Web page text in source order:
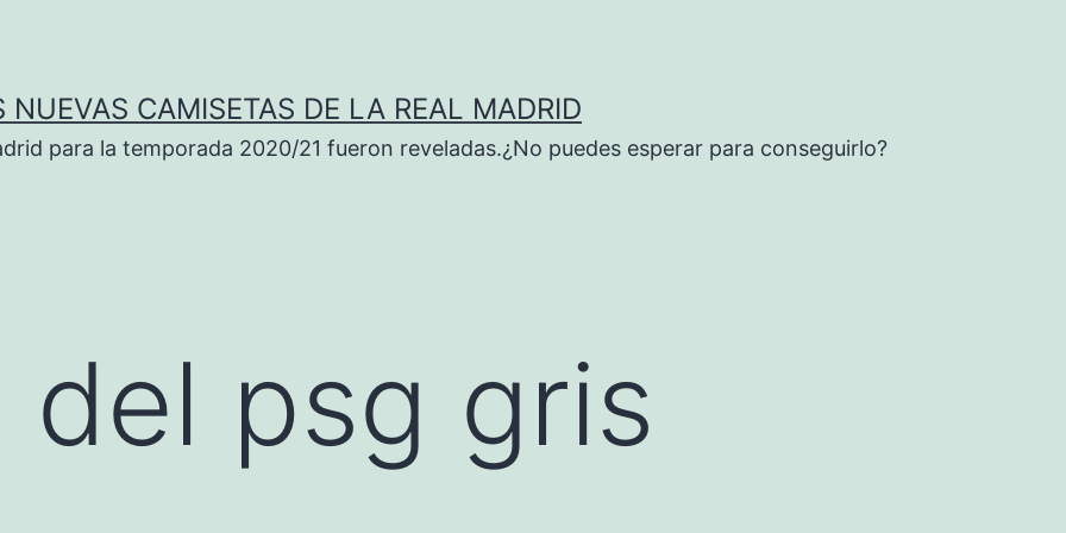
NUEVAS CAMISETAS DE LA REAL MADRID
para la temporada 2020/21 fueron reveladas.¿No puedes esperar para conseguirlo?
del psg gris